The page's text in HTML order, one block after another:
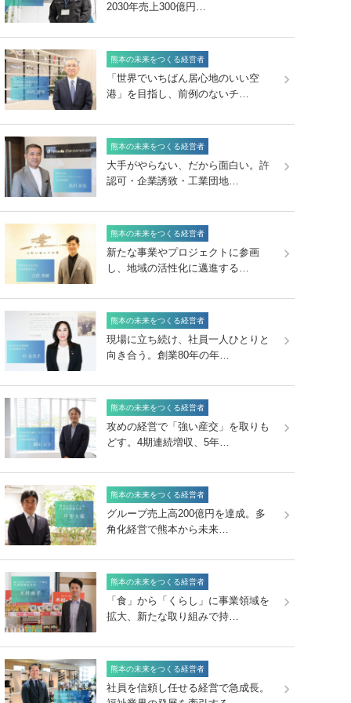
2030年売上300億円…
熊本の未来をつくる経営者
「世界でいちばん居心地のいい空
港」を目指し、前例のないチ…
熊本の未来をつくる経営者
大手がやらない、だから面白い。許
認可・企業誘致・工業団地…
熊本の未来をつくる経営者
新たな事業やプロジェクトに参画
し、地域の活性化に邁進する…
熊本の未来をつくる経営者
現場に立ち続け、社員一人ひとりと
向き合う。創業80年の年…
熊本の未来をつくる経営者
攻めの経営で「強い産交」を取りも
どす。4期連続増収、5年…
熊本の未来をつくる経営者
グループ売上高200億円を達成。多
角化経営で熊本から未来…
熊本の未来をつくる経営者
「食」から「くらし」に事業領域を
拡大、新たな取り組みで持…
熊本の未来をつくる経営者
社員を信頼し任せる経営で急成長。